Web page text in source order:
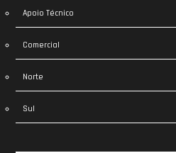
Apoio Técnico
Comercial
Norte
Sul